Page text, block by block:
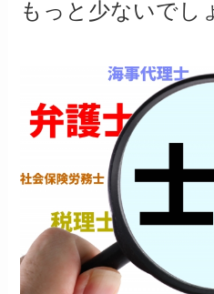
もっと少ないでし